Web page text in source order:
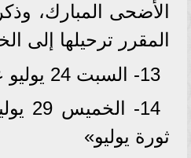
المقرر ترحيلها إلى
13- السبت 24 يوليو عطلة رسمية
14-
ثورة يوليو»